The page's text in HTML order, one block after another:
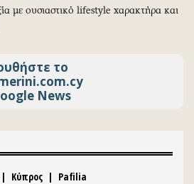
με ουσιαστικό lifestyle χαρακτήρα και
το
News
| Κύπρος | Pafilia